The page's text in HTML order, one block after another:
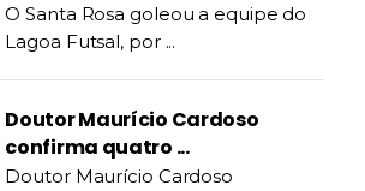
O Santa Rosa goleou a equipe do
Lagoa Futsal, por ...
Doutor Maurício Cardoso
confirma quatro ...
Doutor Maurício Cardoso